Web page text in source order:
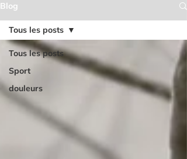
Blog
Tous les posts
Sport
douleurs
Tous les posts